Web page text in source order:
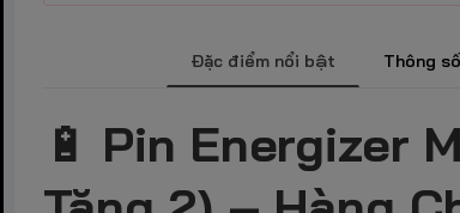
Đặc điểm nổi bật Thông
🔋 Pin Energizer